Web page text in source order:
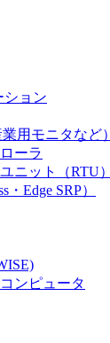
ション
用モニタなど）
ーラ
ニット（RTU）
Edge SRP）
ンピュータ